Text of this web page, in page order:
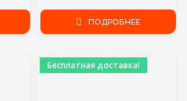
Очки
Складной Ключ Чехол Для
Volkswagen Vw Jetta Golf
B5
ПОДРОБНЕЕ
Бесплатная доставка!